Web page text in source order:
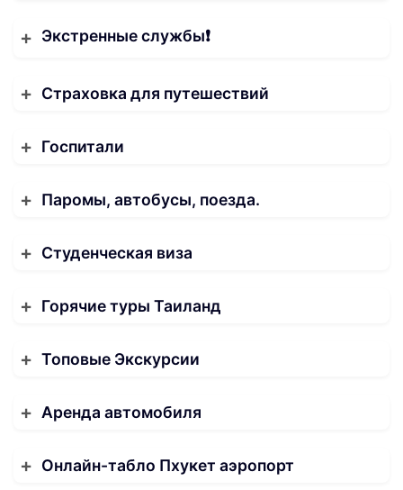
Экстренные службы❗️
Страховка для путешествий
Госпитали
Паромы, автобусы, поезда.
Студенческая виза
Горячие туры Таиланд
Топовые Экскурсии
Аренда автомобиля
Онлайн-табло Пхукет аэропорт